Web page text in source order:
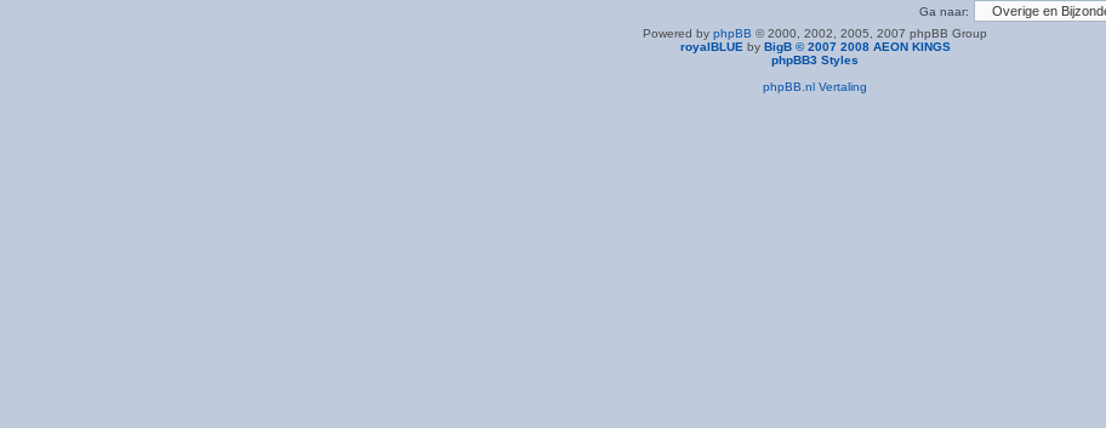
Ga naar:
Powered by phpBB © 2000, 2002, 2005, 2007 phpBB Group
royalBLUE by BigB © 2007 2008 AEON KINGS
phpBB3 Styles
phpBB.nl Vertaling